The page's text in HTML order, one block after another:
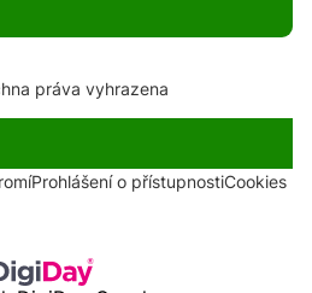
práva vyhrazena
Prohlášení o přístupnostiCookies